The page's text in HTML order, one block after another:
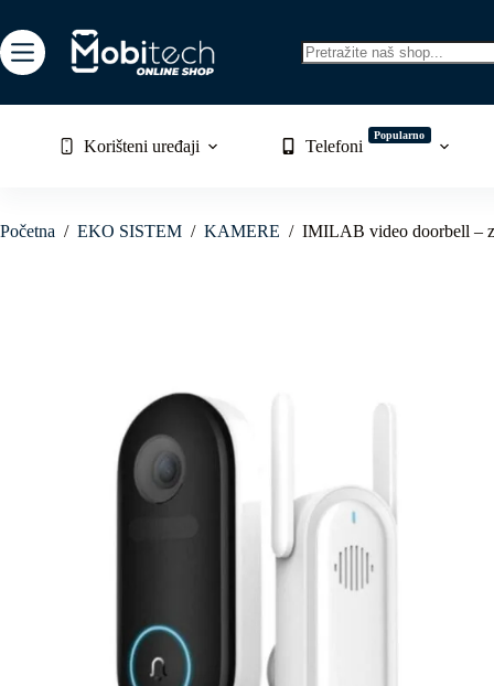
to
content
Korišteni uređaji Telefoni
Popularno
Početna / EKO SISTEM / KAMERE / IMILAB video doorbell –